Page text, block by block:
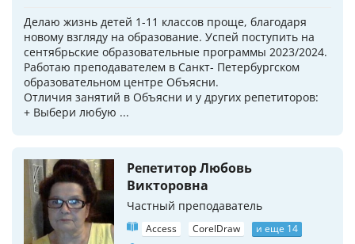
Делаю жизнь детей 1-11 классов проще, благодаря
новому взгляду на образование. Успей поступить на
сентябрьские образовательные программы 2023/2024.
Работаю преподавателем в Санкт- Петербургском
образовательном центре Объясни.
Отличия занятий в Объясни и у других репетиторов:
+ Выбери любую ...
Репетитор Любовь
Викторовна
Частный преподаватель
Access CorelDraw
и еще 14